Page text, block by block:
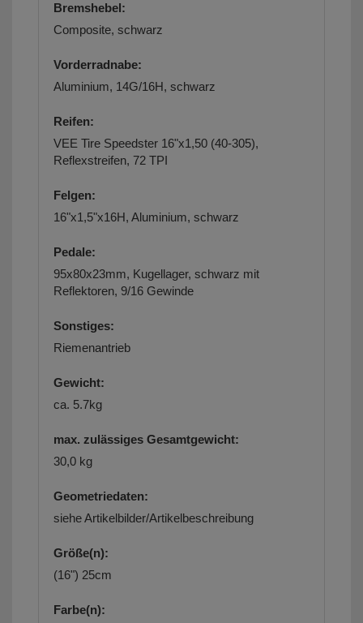
Bremshebel:
Composite, schwarz
Vorderradnabe:
Aluminium, 14G/16H, schwarz
Reifen:
VEE Tire Speedster 16"x1,50 (40-305),
Reflexstreifen, 72 TPI
Felgen:
16"x1,5"x16H, Aluminium, schwarz
Pedale:
95x80x23mm, Kugellager, schwarz mit
Reflektoren, 9/16 Gewinde
Sonstiges:
Riemenantrieb
Gewicht:
ca. 5.7kg
max. zulässiges Gesamtgewicht:
30,0 kg
Geometriedaten:
siehe Artikelbilder/Artikelbeschreibung
Größe(n):
(16") 25cm
Farbe(n):